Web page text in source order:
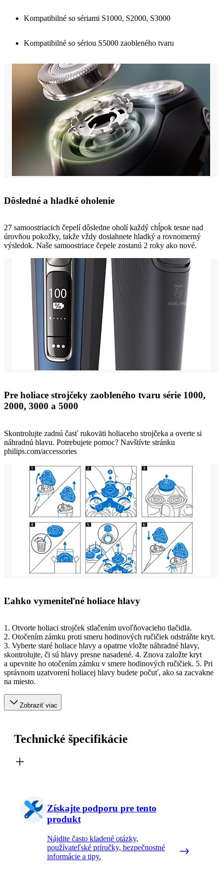
Kompatibilné so sériami S1000, S2000, S3000
Kompatibilné so sériou S5000 zaobleného tvaru
Dôsledné a hladké oholenie
27 samoostriacich čepelí dôsledne oholí každý chĺpok tesne nad
úrovňou pokožky, takže vždy dosiahnete hladký a rovnomerný
výsledok. Naše samoostriace čepele zostanú 2 roky ako nové.
Pre holiace strojčeky zaobleného tvaru série 1000,
2000, 3000 a 5000
Skontrolujte zadnú časť rukoväti holiaceho strojčeka a overte si
náhradnú hlavu. Potrebujete pomoc? Navštívte stránku
philips.com/accessories
Ľahko vymeniteľné holiace hlavy
1. Otvorte holiaci strojček stlačením uvoľňovacieho tlačidla.
2. Otočením zámku proti smeru hodinových ručičiek odstráňte kryt.
3. Vyberte staré holiace hlavy a opatrne vložte náhradné hlavy,
skontrolujte, či sú hlavy presne nasadené. 4. Znova založte kryt
a upevnite ho otočením zámku v smere hodinových ručičiek. 5. Pri
správnom uzatvorení holiacej hlavy budete počuť, ako sa zacvakne
na miesto.
Zobraziť viac
Technické špecifikácie
Získajte podporu pre tento
produkt
Nájdite často kladené otázky,
používateľské príručky, bezpečnostné
informácie a tipy.